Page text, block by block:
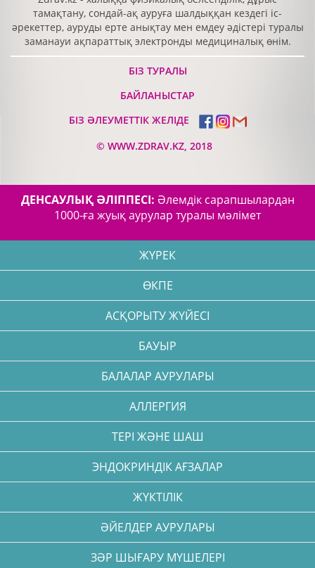
тамақтану, сондай-ақ ауруға шалдыққан кездегі іс-
әрекеттер, ауруды ерте анықтау мен емдеу әдістері туралы
заманауи ақпараттық электронды медициналық өнім.
БІЗ ТУРАЛЫ
БАЙЛАНЫСТАР
БІЗ ӘЛЕУМЕТТІК ЖЕЛІДЕ
© WWW.ZDRAV.KZ, 2018
ДЕНСАУЛЫҚ ӘЛІППЕСІ: Әлемдік сарапшылардан
1000-ға жуық аурулар туралы мәлімет
ЖҮРЕК
ӨКПЕ
АСҚОРЫТУ ЖҮЙЕСІ
БАУЫР
БАЛАЛАР АУРУЛАРЫ
АЛЛЕРГИЯ
ТЕРІ ЖӘНЕ ШАШ
ЭНДОКРИНДІК АҒЗАЛАР
ЖҮКТІЛІК
ӘЙЕЛДЕР АУРУЛАРЫ
ЗӘР ШЫҒАРУ МҮШЕЛЕРІ